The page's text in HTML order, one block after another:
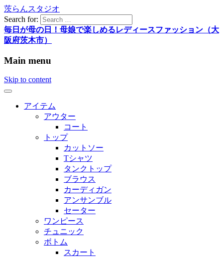
茨らんスタジオ
Search for:
毎日が母の日！母娘で楽しめるレディースファッション（大
阪府茨木市）
Main menu
Skip to content
アイテム
アウター
コート
トップ
カットソー
Tシャツ
タンクトップ
ブラウス
カーディガン
アンサンブル
セーター
ワンピース
チュニック
ボトム
スカート